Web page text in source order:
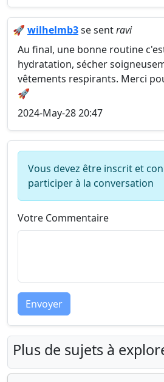
🚀 wilhelmb3se sentravi
Au final, une bonne routine
hydratation, sécher
vêtements respirants. Merci
🚀
2024-May-28 20:47
Vous devez être inscrit et
participer à la conversation
Votre Commentaire
Envoyer
Plus de sujets à